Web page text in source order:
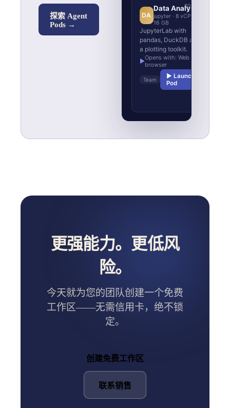
探索 Agent
Pods →
$0.92/h
DA
Data Analyst
jupyter · 8 vCPU ·
16 GB
JupyterLab with
pandas, DuckDB and
a plotting toolkit.
▶Opens with: Web
browser
Team
▶ Launch
Pod
更强能力。更低风
险。
今天就为您的团队创建一个免费
工作区——无需信用卡，绝不锁
定。
创建免费工作区
联系销售